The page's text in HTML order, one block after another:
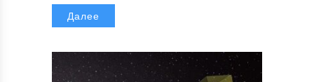
Далее